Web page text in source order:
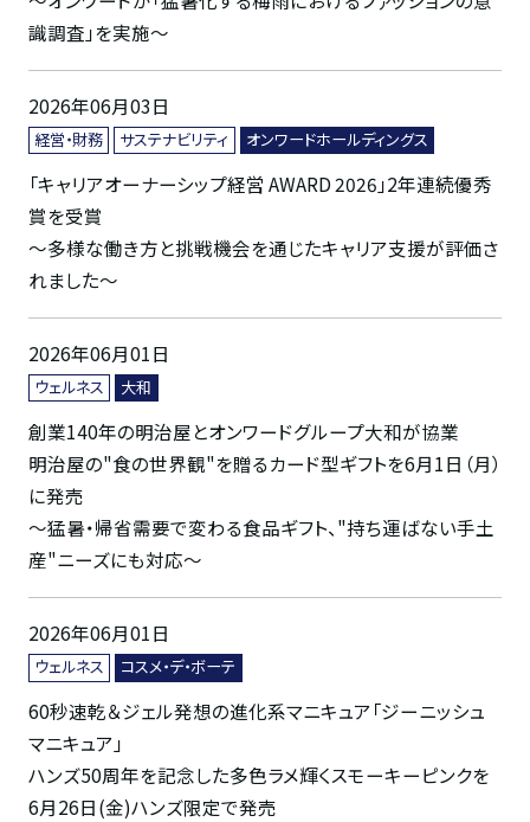
識調査」を実施～
2026年06月03日
経営・財務 サステナビリティ オンワードホールディングス
「キャリアオーナーシップ経営 AWARD 2026」2年連続優秀
賞を受賞
～多様な働き方と挑戦機会を通じたキャリア支援が評価さ
れました～
2026年06月01日
ウェルネス 大和
創業140年の明治屋とオンワードグループ大和が協業
明治屋の"食の世界観"を贈るカード型ギフトを6月1日（月）
に発売
〜猛暑・帰省需要で変わる食品ギフト、"持ち運ばない手土
産"ニーズにも対応〜
2026年06月01日
ウェルネス コスメ・デ・ボーテ
60秒速乾＆ジェル発想の進化系マニキュア「ジーニッシュ
マニキュア」
ハンズ50周年を記念した多色ラメ輝くスモーキーピンクを
6月26日(金)ハンズ限定で発売